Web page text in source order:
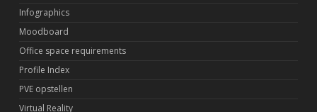
Infographics
Moodboard
Office space requirements
Profile Index
PVE opstellen
Virtual Reality